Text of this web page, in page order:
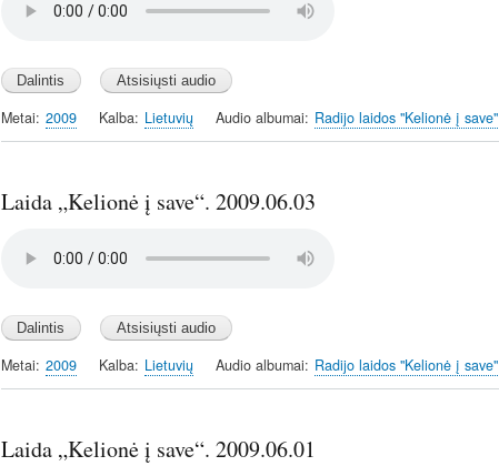
Metai 2009 Kalba Lietuvių Audio albumai Radijo laidos "Kelionė į save"
Laida „Kelionė į save“. 2009.06.03
Metai 2009 Kalba Lietuvių Audio albumai Radijo laidos "Kelionė į save"
Laida „Kelionė į save“. 2009.06.01